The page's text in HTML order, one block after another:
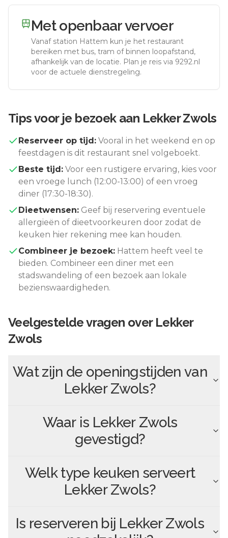
Met openbaar vervoer
Vanaf station Hattem kun je het restaurant
bereiken met bus, tram of binnen loopafstand,
afhankelijk van de locatie. Plan je reis via 9292.nl
voor de actuele dienstregeling.
Tips voor je bezoek aan Lekker Zwols
Reserveer op tijd: Vooral in het weekend en op
feestdagen is dit restaurant snel volgeboekt.
Beste tijd: Voor een rustigere ervaring, kies voor
een vroege lunch (12:00-13:00) of een vroeg
diner (17:30-18:30).
Dieetwensen: Geef bij reservering eventuele
allergieën of dieetvoorkeuren door zodat de
keuken hier rekening mee kan houden.
Combineer je bezoek: Hattem heeft veel te
bieden. Combineer een diner met een
stadswandeling of een bezoek aan lokale
bezienswaardigheden.
Veelgestelde vragen over Lekker
Zwols
Wat zijn de openingstijden van
Lekker Zwols?
Waar is Lekker Zwols
gevestigd?
Welk type keuken serveert
Lekker Zwols?
Is reserveren bij Lekker Zwols